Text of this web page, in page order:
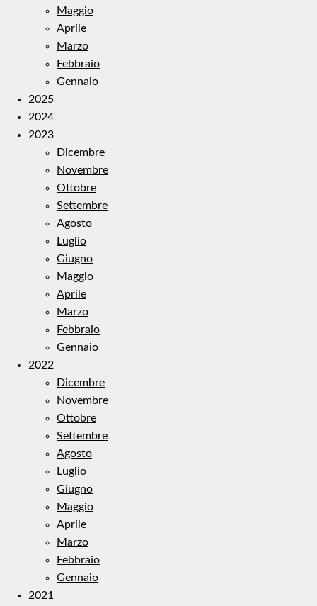
Maggio
Aprile
Marzo
Febbraio
Gennaio
2025
2024
2023
Dicembre
Novembre
Ottobre
Settembre
Agosto
Luglio
Giugno
Maggio
Aprile
Marzo
Febbraio
Gennaio
2022
Dicembre
Novembre
Ottobre
Settembre
Agosto
Luglio
Giugno
Maggio
Aprile
Marzo
Febbraio
Gennaio
2021